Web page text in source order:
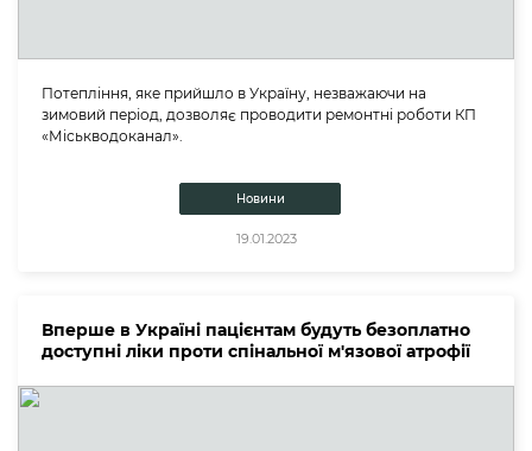
Потепління, яке прийшло в Україну, незважаючи на
зимовий період, дозволяє проводити ремонтні роботи КП
«Міськводоканал».
Новини
19.01.2023
Вперше в Україні пацієнтам будуть безоплатно
доступні ліки проти спінальної м'язової атрофії